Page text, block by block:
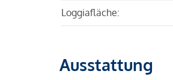
Loggiafläche:
Ausstattung